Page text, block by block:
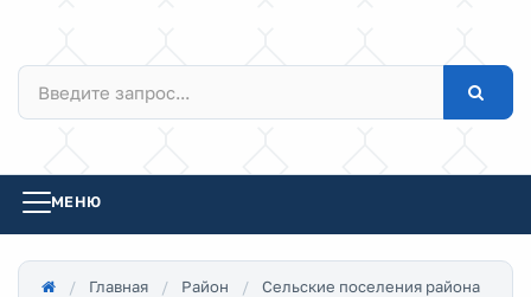
МЕНЮ
Главная Район
Сельские поселения района